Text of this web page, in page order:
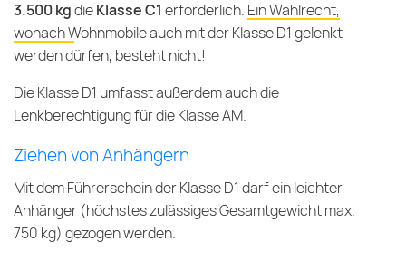
3.500 kgdieKlasse C1 erforderlich. Ein Wahlrecht,
wonach Wohnmobile auch mit der Klasse D1 gelenkt
werden dürfen, besteht nicht!
Die Klasse D1 umfasst außerdem auch die
Lenkberechtigung für die Klasse AM.
Ziehen von Anhängern
Mit dem Führerschein der Klasse D1 darf ein leichter
Anhänger (höchstes zulässiges Gesamtgewicht max.
750 kg) gezogen werden.